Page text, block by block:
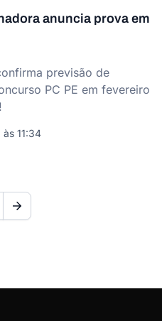
anuncia prova em
previsão de
PC PE em fevereiro
11:34